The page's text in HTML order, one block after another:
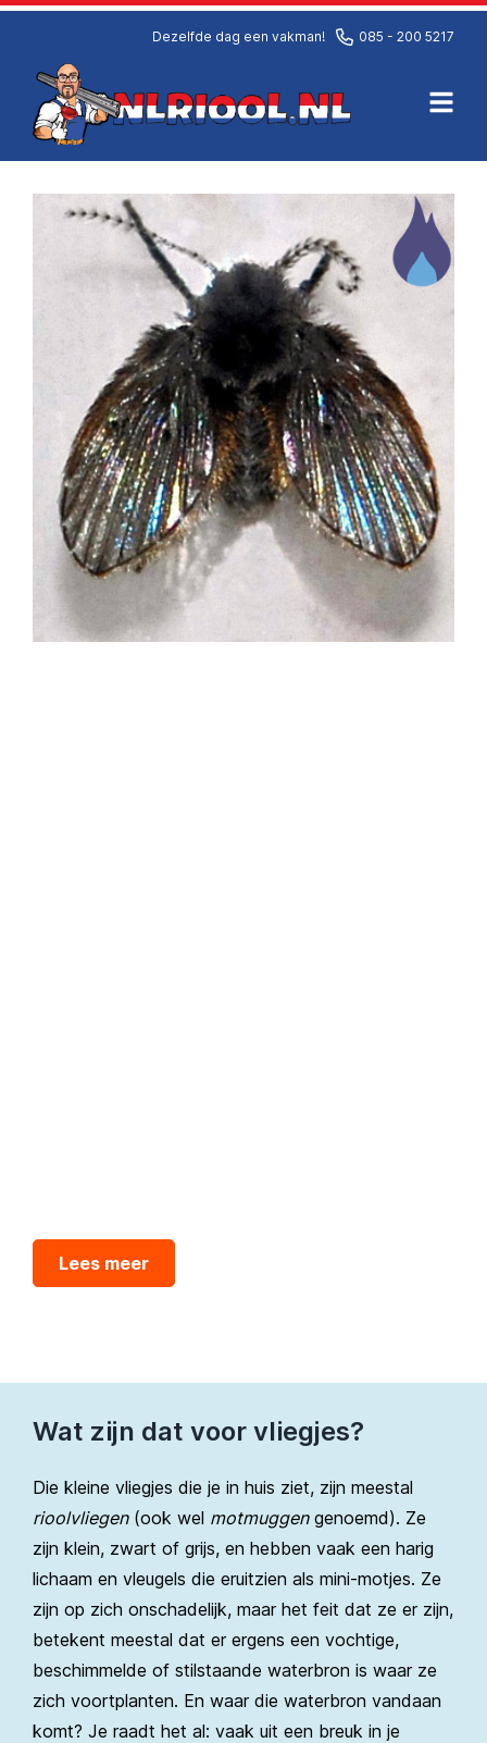
Dezelfde dag een vakman! 085 - 200 5217
Lees meer
Wat zijn dat voor vliegjes?
Die kleine vliegjes die je in huis ziet, zijn meestal
rioolvliegen(ook wel motmuggengenoemd). Ze
zijn klein, zwart of grijs, en hebben vaak een harig
lichaam en vleugels die eruitzien als mini-motjes. Ze
zijn op zich onschadelijk, maar het feit dat ze er zijn,
betekent meestal dat er ergens een vochtige,
beschimmelde of stilstaande waterbron is waar ze
zich voortplanten. En waar die waterbron vandaan
komt? Je raadt het al: vaak uit een breuk in je